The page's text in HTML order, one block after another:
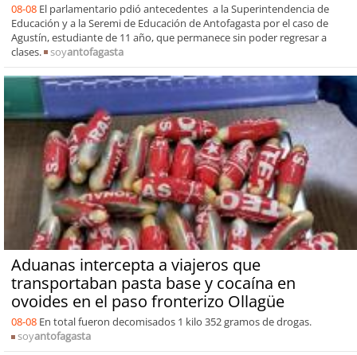
08-08 El parlamentario pdió antecedentes a la Superintendencia de
Educación y a la Seremi de Educación de Antofagasta por el caso de
Agustín, estudiante de 11 año, que permanece sin poder regresar a
clases.
soyantofagasta
Aduanas intercepta a viajeros que
transportaban pasta base y cocaína en
ovoides en el paso fronterizo Ollagüe
08-08 En total fueron decomisados 1 kilo 352 gramos de drogas.
soyantofagasta